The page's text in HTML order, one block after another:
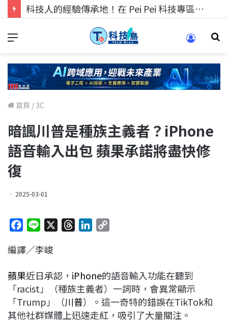
科技人找工作，就到TECH+ 科技專區!
首頁 / 3C
暗諷川普是種族主義者？iPhone
語音輸入出包 蘋果承諾將盡快修
復
2025-03-01
c
b
o
o
k
n
a
d
s
e
d
n
L
n
k
編譯／李峻
蘋果近日承認， iPhone的語音輸入功能在聽到
「racist」（種族主義者）一詞時，會異常顯示
「Trump」（川普）。這一奇特的錯誤在TikTok和
其他社群媒體上迅速走紅，吸引了大量關注。